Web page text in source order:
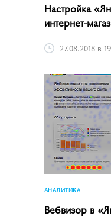
Настройка
интернет-
27.08.2018 в
АНАЛИТИКА
Вебвизор в